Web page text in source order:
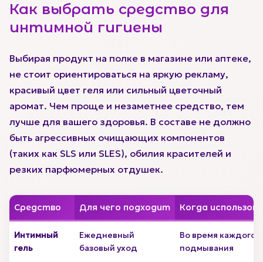
Как выбрать средство для
интимной гигиены
Выбирая продукт на полке в магазине или аптеке,
не стоит ориентироваться на яркую рекламу,
красивый цвет геля или сильный цветочный
аромат. Чем проще и незаметнее средство, тем
лучше для вашего здоровья. В составе не должно
быть агрессивных очищающих компонентов
(таких как SLS или SLES), обилия красителей и
резких парфюмерных отдушек.
Средство Для чего подходит Когда
Интимный
гель
Ежедневный
базовый уход
Во время каждого
подмывания